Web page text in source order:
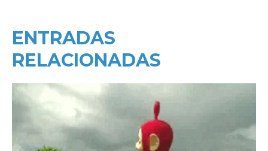
ENTRADAS
RELACIONADAS